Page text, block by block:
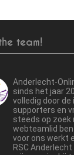
team!
Anderlecht-
sinds het jaar
volledig door
supporters en
steeds op zoek
webteamlid
voor ons werkt
RSC